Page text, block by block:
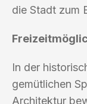
die Stadt zum
In der
gemütlichen
Architektur